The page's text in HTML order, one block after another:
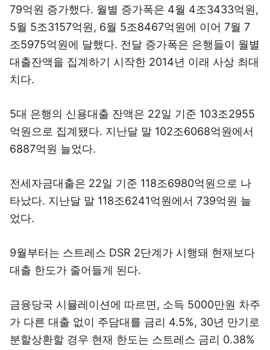
79억원 증가했다. 월별 증가폭은 4월 4조3433억원,
5월 5조3157억원, 6월 5조8467억원에 이어 7월 7
조5975억원에 달했다. 전달 증가폭은 은행들이 월별
대출잔액을 집계하기 시작한 2014년 이래 사상 최대
치다.
5대 은행의 신용대출 잔액은 22일 기준 103조2955
억원으로 집계됐다. 지난달 말 102조6068억원에서
6887억원 늘었다.
전세자금대출은 22일 기준 118조6980억원으로 나
타났다. 지난달 말 118조6241억원에서 739억원 늘
었다.
9월부터는 스트레스 DSR 2단계가 시행돼 현재보다
대출 한도가 줄어들게 된다.
금융당국 시뮬레이션에 따르면, 소득 5000만원 차주
가 다른 대출 없이 주담대를 금리 4.5%, 30년 만기로
분할상환할 경우 현재 한도는 스트레스 금리 0.38%